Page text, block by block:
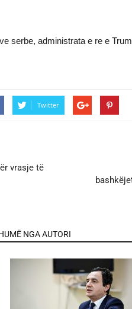
serbe, administrata e re e
Twitter
vrasje të
NGA AUTORI